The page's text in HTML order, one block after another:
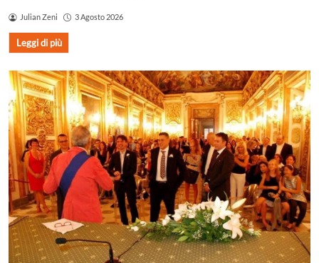
Julian Zeni 3 Agosto 2026
Leggi di più